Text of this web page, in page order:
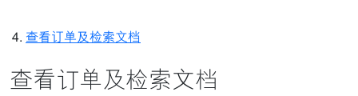
查看订单及检索文档
查看订单及检索文档